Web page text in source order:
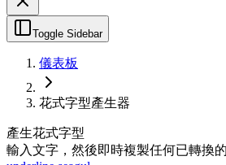
Toggle Sidebar
儀表板
花式字型產生器
產生花式字型
輸入文字，然後即時複製任何已轉換的